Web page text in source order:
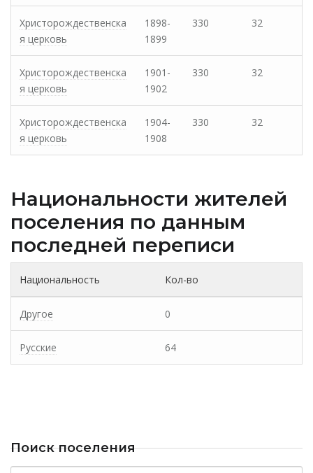
Христорождественска
я церковь
1898-
1899
330 32
Христорождественска
я церковь
1901-
1902
330 32
Христорождественска
я церковь
1904-
1908
330 32
Национальности жителей
поселения по данным
последней переписи
Национальность Кол-во
Другое 0
Русские 64
Поиск поселения